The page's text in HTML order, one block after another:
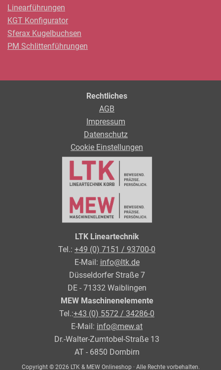
Linearführungen
KGT Konfigurator
Sferax Kugelbuchsen
PM Schlittenführungen
Copyright © 2026 LTK & MEW Onlineshop · Alle Rechte vorbehalten.
Rechtliches
AGB
Impressum
Datenschutz
Cookie Einstellungen
LTK Lineartechnik
Tel.: +49 (0) 7151 / 93700-0
E-Mail: info@ltk.de
Düsseldorfer Straße 7
DE - 71332 Waiblingen
MEW Maschinenelemente
Tel.:+43 (0) 5572 / 34286-0
E-Mail: info@mew.at
Dr.-Walter-Zumtobel-Straße 13
AT - 6850 Dornbirn